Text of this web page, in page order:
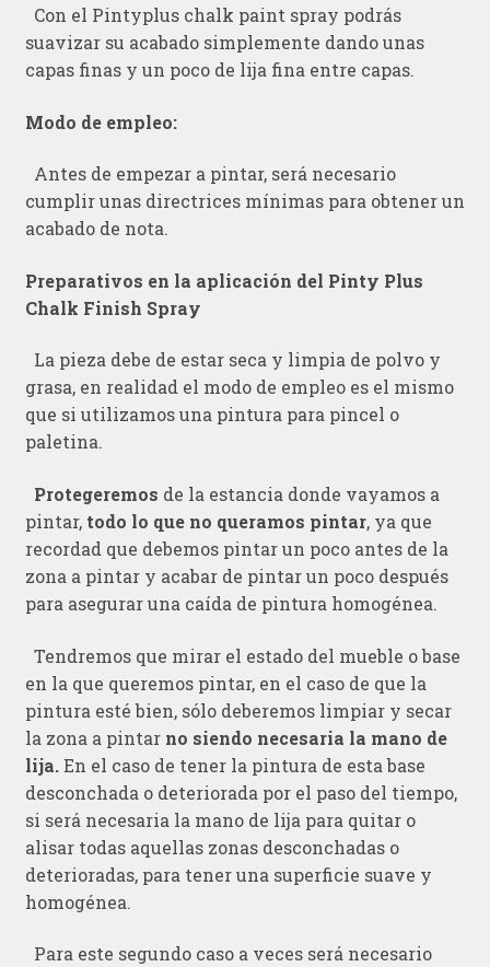
Con el Pintyplus chalk paint spray podrás
suavizar su acabado simplemente dando unas
capas finas y un poco de lija fina entre capas.
Modo de empleo:
Antes de empezar a pintar, será necesario
cumplir unas directrices mínimas para obtener un
acabado de nota.
Preparativos en la aplicación del Pinty Plus
Chalk Finish Spray
La pieza debe de estar seca y limpia de polvo y
grasa, en realidad el modo de empleo es el mismo
que si utilizamos una pintura para pincel o
paletina.
Protegeremos de la estancia donde vayamos a
pintar,todo lo que no queramos pintar, ya que
recordad que debemos pintar un poco antes de la
zona a pintar y acabar de pintar un poco después
para asegurar una caída de pintura homogénea.
Tendremos que mirar el estado del mueble o base
en la que queremos pintar, en el caso de que la
pintura esté bien, sólo deberemos limpiar y secar
la zona a pintar no siendo necesaria la mano de
lija.En el caso de tener la pintura de esta base
desconchada o deteriorada por el paso del tiempo,
si será necesaria la mano de lija para quitar o
alisar todas aquellas zonas desconchadas o
deterioradas, para tener una superficie suave y
homogénea.
Para este segundo caso a veces será necesario